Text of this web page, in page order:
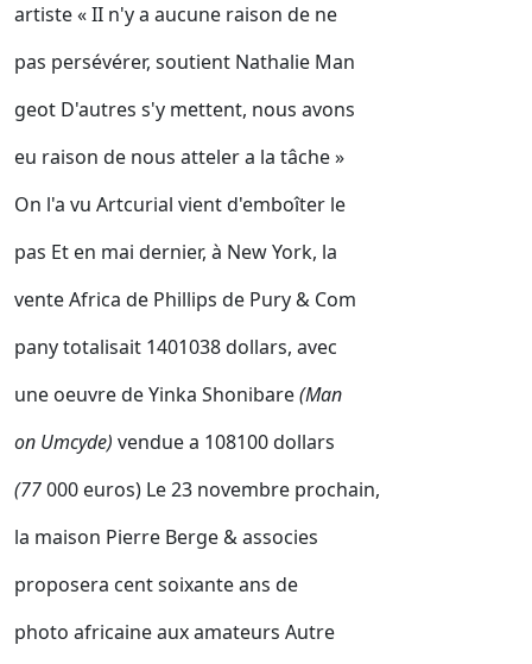
artiste « II n'y a aucune raison de ne
pas persévérer, soutient Nathalie Man
geot D'autres s'y mettent, nous avons
eu raison de nous atteler a la tâche »
On l'a vu Artcurial vient d'emboîter le
pas Et en mai dernier, à New York, la
vente Africa de Phillips de Pury & Com
pany totalisait 1401038 dollars, avec
une oeuvre de Yinka Shonibare(Man
on Umcyde) vendue a 108100 dollars
(77000 euros) Le 23 novembre prochain,
la maison Pierre Berge & associes
proposera cent soixante ans de
photo africaine aux amateurs Autre